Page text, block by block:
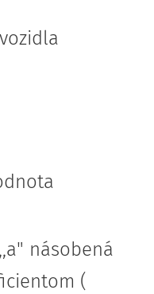
násobená
(